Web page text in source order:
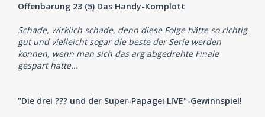
Offenbarung 23 (5) Das Handy-Komplott
Schade, wirklich schade, denn diese Folge hätte so richtig
gut und vielleicht sogar die beste der Serie werden
können, wenn man sich das arg abgedrehte Finale
gespart hätte...
"Die drei ??? und der Super-Papagei LIVE"-Gewinnspiel!